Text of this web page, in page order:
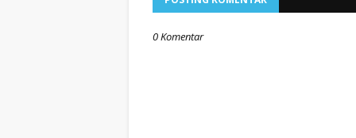
0 Komentar